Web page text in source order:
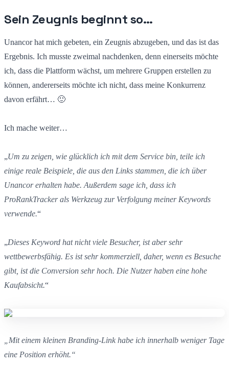
Sein Zeugnis beginnt so…
Unancor hat mich gebeten, ein Zeugnis abzugeben, und das ist das
Ergebnis. Ich musste zweimal nachdenken, denn einerseits möchte
ich, dass die Plattform wächst, um mehrere Gruppen erstellen zu
können, andererseits möchte ich nicht, dass meine Konkurrenz
davon erfährt… 🙂
Ich mache weiter…
„Um zu zeigen, wie glücklich ich mit dem Service bin, teile ich
einige reale Beispiele, die aus den Links stammen, die ich über
Unancor erhalten habe. Außerdem sage ich, dass ich
ProRankTracker als Werkzeug zur Verfolgung meiner Keywords
verwende.“
„Dieses Keyword hat nicht viele Besucher, ist aber sehr
wettbewerbsfähig. Es ist sehr kommerziell, daher, wenn es Besuche
gibt, ist die Conversion sehr hoch. Die Nutzer haben eine hohe
Kaufabsicht.“
„Mit einem kleinen Branding-Link habe ich innerhalb weniger Tage
eine Position erhöht.“